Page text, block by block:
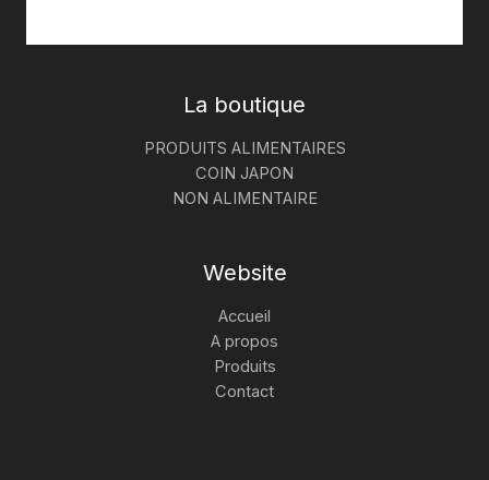
La boutique
PRODUITS ALIMENTAIRES
COIN JAPON
NON ALIMENTAIRE
Website
Accueil
A propos
Produits
Contact